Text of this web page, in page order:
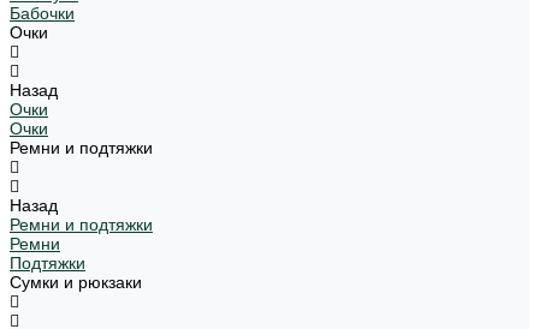
Бабочки
Очки
Назад
Очки
Очки
Ремни и подтяжки
Назад
Ремни и подтяжки
Ремни
Подтяжки
Сумки и рюкзаки